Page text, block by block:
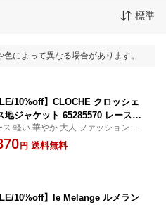
標準
によって異なる場合があります。
10%off】CLOCHE クロッシェ
地ジャケット 65285570 レース地
ー 羽織り シャツブラウス 肘隠し
カバー 着痩せ 細見え 涼しい 透
ス 軽い 華やか 大人 ファッション リ
CROCHET クロシェ
円 送料無料
10%off】le Melange ルメラン